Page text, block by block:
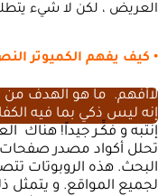
العريض ، لكن لا شيء
• كيف يفهم الكميوتر
لاأفهم. ما هو الهدف من
إنه ليس ذكي بما فيه
إنتبه و فكِّـر جيداً! هناك
تحلل أكواد مصدر صفحات